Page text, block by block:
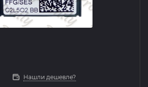
Нашли дешевле?